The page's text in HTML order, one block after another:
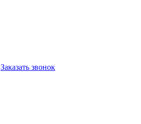
Заказать звонок